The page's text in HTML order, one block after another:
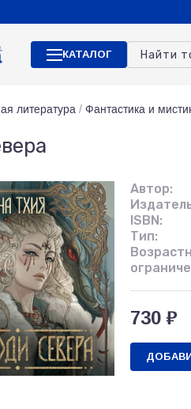
КАТАЛОГ
литература / Фантастика и
Автор:
ISBN:
Тип:
730 ₽